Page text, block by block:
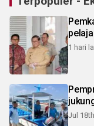
1 hari
Jul 18th